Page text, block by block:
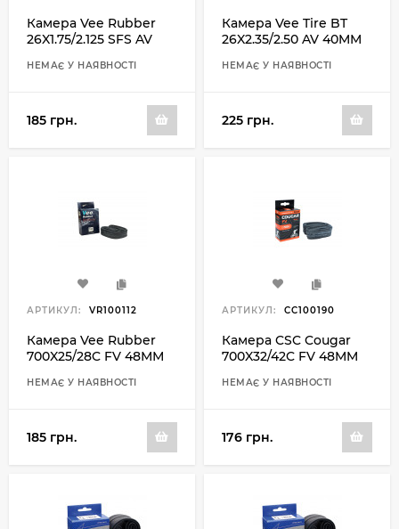
Камера Vee Rubber
26X1.75/2.125 SFS AV
НЕМАЄ У НАЯВНОСТІ
185 грн.
Камера Vee Tire BT
26X2.35/2.50 AV 40MM
НЕМАЄ У НАЯВНОСТІ
225 грн.
АРТИКУЛ: VR100112
Камера Vee Rubber
700X25/28C FV 48ММ
НЕМАЄ У НАЯВНОСТІ
185 грн.
АРТИКУЛ: CC100190
Камера CSC Cougar
700X32/42C FV 48MM
НЕМАЄ У НАЯВНОСТІ
176 грн.